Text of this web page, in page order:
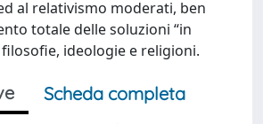
al relativismo moderati, ben
totale delle soluzioni “in
ideologie e religioni.
Scheda completa